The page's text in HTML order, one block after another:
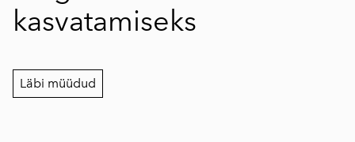
kasvatamiseks
Läbi müüdud